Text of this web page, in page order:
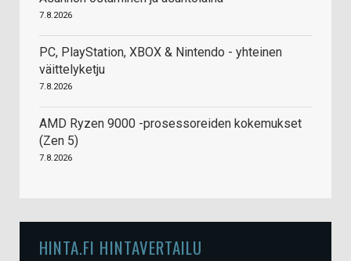
7.8.2026
PC, PlayStation, XBOX & Nintendo - yhteinen
väittelyketju
7.8.2026
AMD Ryzen 9000 -prosessoreiden kokemukset
(Zen 5)
7.8.2026
HINTA.FI HINTAVERTAILU